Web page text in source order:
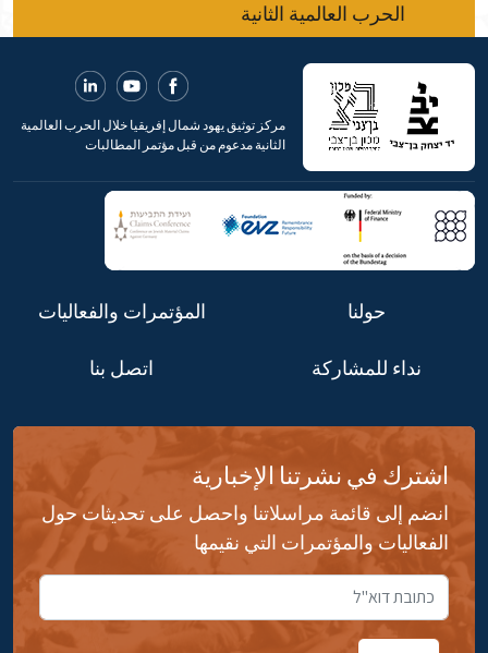
الحرب العالمية الثانية
مركز توثيق يهود شمال إفريقيا خلال الحرب العالمية
الثانية مدعوم من قبل مؤتمر المطالبات
حولنا المؤتمرات والفعاليات
نداء للمشاركة اتصل بنا
اشترك في نشرتنا الإخبارية
انضم إلى قائمة مراسلاتنا واحصل على تحديثات حول
الفعاليات والمؤتمرات التي نقيمها